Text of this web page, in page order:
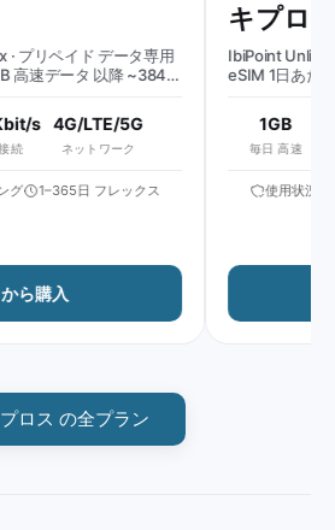
プリペイド データ専用
速データ 以降 ~384
s 4G/LTE/5G
ネットワーク
1–365日 フレックス
ら購入
キプロス
IbiPoint
eSIM 1日あたり
1GB
毎日 高速
使用状況
ロス の全プラン